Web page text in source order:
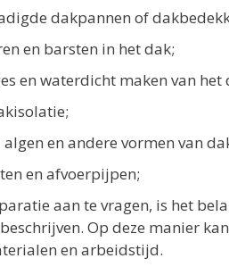
dakpannen of
en barsten in het dak;
en waterdicht maken van het
en andere vormen van
en afvoerpijpen;
aan te vragen, is het
Op deze manier
en arbeidstijd.